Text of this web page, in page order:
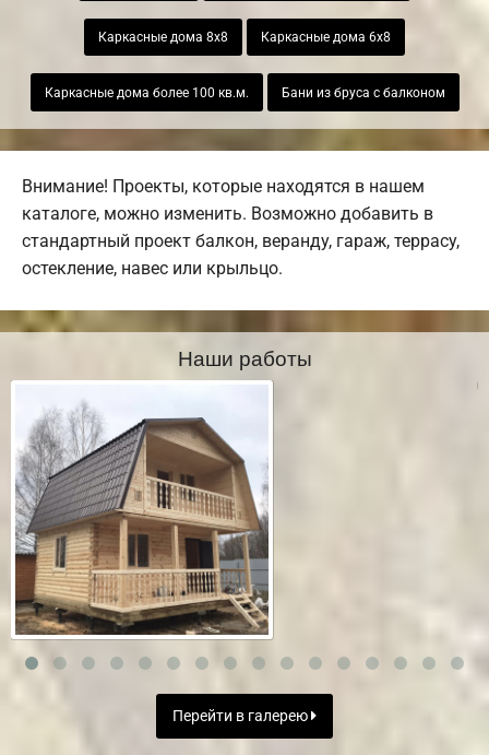
Каркасные дома 8х8 Каркасные дома 6х8
Каркасные дома более 100 кв.м. Бани из бруса с балконом
Внимание! Проекты, которые находятся в нашем
каталоге, можно изменить. Возможно добавить в
стандартный проект балкон, веранду, гараж, террасу,
остекление, навес или крыльцо.
Наши работы
Перейти в галерею